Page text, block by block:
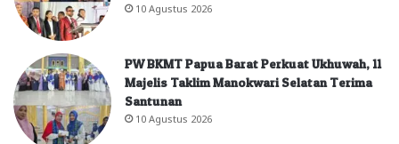
10 Agustus 2026
PW BKMT Papua Barat Perkuat Ukhuwah, 11
Majelis Taklim Manokwari Selatan Terima
Santunan
10 Agustus 2026